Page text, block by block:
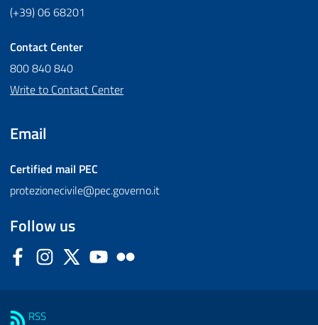
(+39) 06 68201
Contact Center
800 840 840
Write to Contact Center
Email
Certified mail PEC
protezionecivile@pec.governo.it
Follow us
FacebookInstagram
Twitter YouTube
RSS